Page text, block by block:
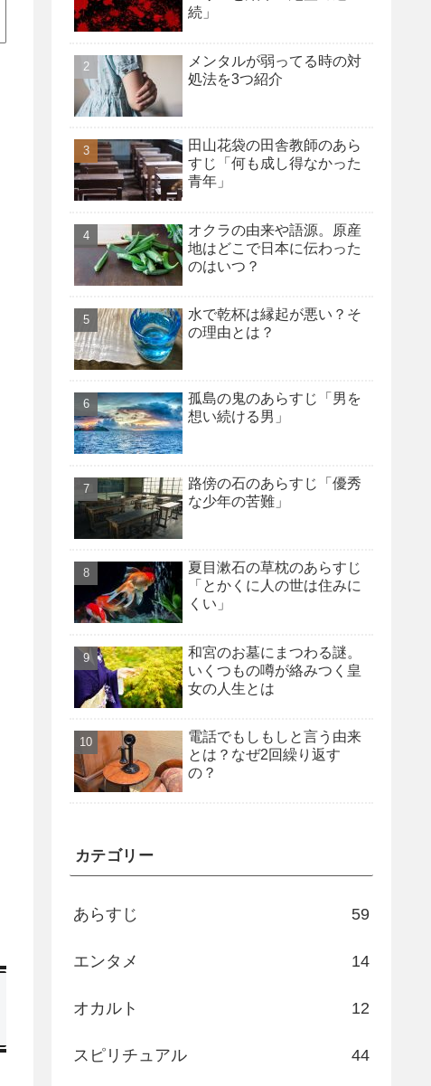
続」
メンタルが弱ってる時の対
処法を3つ紹介
田山花袋の田舎教師のあら
すじ「何も成し得なかった
青年」
オクラの由来や語源。原産
地はどこで日本に伝わった
のはいつ？
水で乾杯は縁起が悪い？そ
の理由とは？
孤島の鬼のあらすじ「男を
想い続ける男」
路傍の石のあらすじ「優秀
な少年の苦難」
夏目漱石の草枕のあらすじ
「とかくに人の世は住みに
くい」
和宮のお墓にまつわる謎。
いくつもの噂が絡みつく皇
女の人生とは
電話でもしもしと言う由来
とは？なぜ2回繰り返す
の？
カテゴリー
あらすじ 59
エンタメ 14
オカルト 12
スピリチュアル 44